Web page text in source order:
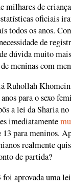
de
oficiais
todos os anos.
de
dúvida muito
meninas com
Ruhollah
para o sexo
a lei da Sharia
imediatamente
para meninos.
realmente
de partida?
foi aprovada uma